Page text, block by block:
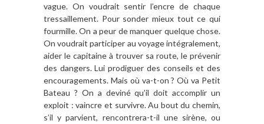
vague. On voudrait sentir l’encre de chaque
tressaillement. Pour sonder mieux tout ce qui
fourmille. On a peur de manquer quelque chose.
On voudrait participer au voyage intégralement,
aider le capitaine à trouver sa route, le prévenir
des dangers. Lui prodiguer des conseils et des
encouragements. Mais où va-t-on ? Où va Petit
Bateau ? On a deviné qu’il doit accomplir un
exploit : vaincre et survivre. Au bout du chemin,
s’il y parvient, rencontrera-t-il une sirène, ou